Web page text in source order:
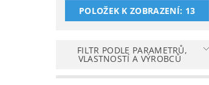
POLOŽEK K ZOBRAZENÍ: 13
FILTR PODLE PARAMETRŮ,
VLASTNOSTÍ A VÝROBCŮ